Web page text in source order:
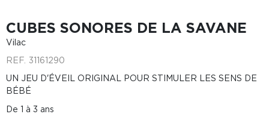
CUBES SONORES DE LA SAVANE
Vilac
REF. 31161290
UN JEU D'ÉVEIL ORIGINAL POUR STIMULER LES SENS DE
BÉBÉ
De 1 à 3 ans